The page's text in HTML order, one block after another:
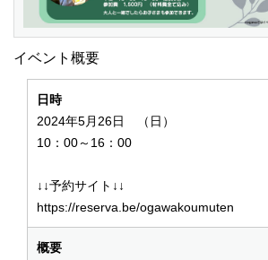
イベント概要
日時
2024年5月26日 （日）
10：00～16：00
↓↓予約サイト↓↓
https://reserva.be/ogawakoumuten
概要